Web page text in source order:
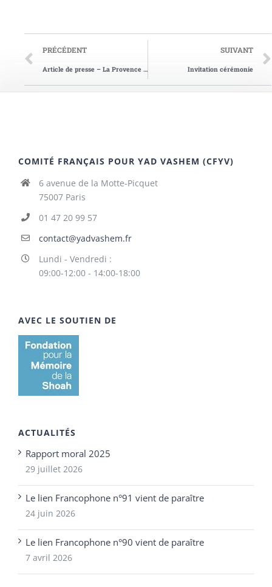
PRÉCÉDENT
Article de presse – La Provence du 25/04/2006
SUIVANT
Invitation cérémonie
COMITÉ FRANÇAIS POUR YAD VASHEM (CFYV)
6 avenue de la Motte-Picquet
75007 Paris
01 47 20 99 57
contact@yadvashem.fr
Lundi - Vendredi :
09:00-12:00 - 14:00-18:00
AVEC LE SOUTIEN DE
ACTUALITÉS
Rapport moral 2025
29 juillet 2026
Le lien Francophone n°91 vient de paraître
24 juin 2026
Le lien Francophone n°90 vient de paraître
7 avril 2026